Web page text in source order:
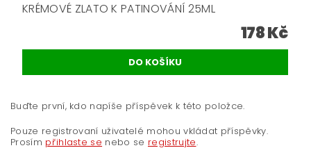
KRÉMOVÉ ZLATO K PATINOVÁNÍ 25ML
178 Kč
Buďte první, kdo napíše příspěvek k této položce.
Pouze registrovaní uživatelé mohou vkládat příspěvky.
Prosím přihlaste se nebo se registrujte.